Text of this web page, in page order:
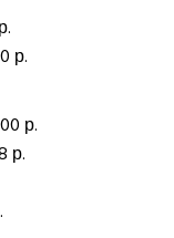
р.
р.
р.